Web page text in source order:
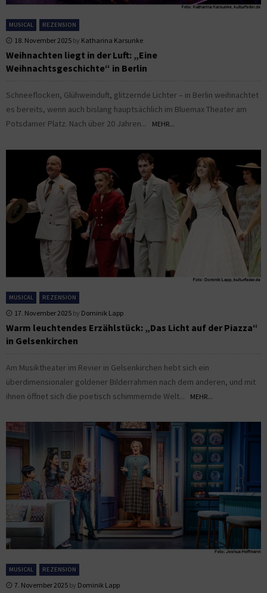
MUSICAL REZENSION
18. November 2025 by Katharina Karsunke
Weihnachten liegt in der Luft: „Eine
Weihnachtsgeschichte“ in Berlin
Schneeflocken, Glühweinduft, glitzernde Lichter – in Berlin weihnachtet
es bereits, wenn auch bislang hauptsächlich im Bluemax Theater am
Potsdamer Platz. Nach über 20 Jahren...
MEHR...
MUSICAL REZENSION
17. November 2025 by Dominik Lapp
Warm leuchtendes Erzählstück: „Das Licht auf der Piazza“
in Gelsenkirchen
Am Musiktheater im Revier in Gelsenkirchen hebt sich ein
überdimensionaler goldener Bilderrahmen nach dem anderen, und mit
ihnen öffnet sich die poetisch schimmernde Welt...
MEHR...
MUSICAL REZENSION
7. November 2025 by Dominik Lapp